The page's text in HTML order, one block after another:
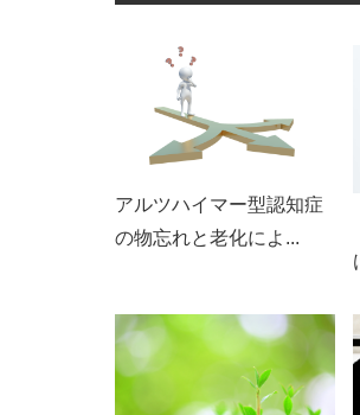
アルツハイマー型認知症
の物忘れと老化によ...